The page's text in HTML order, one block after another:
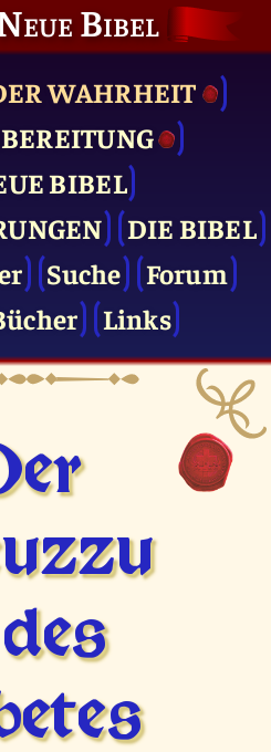
Bibel
WAHRHEIT
BIBEL
DIE BIBEL
Suche
Forum
Links